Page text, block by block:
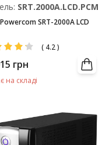
SRT.2000A.LCD.PCM
SRT-2000A LCD
( 4.2)
грн
на складі